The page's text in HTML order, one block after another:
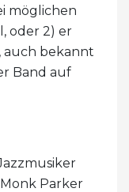
möglichen
oder 2) er
auch bekannt
Band auf
Parker